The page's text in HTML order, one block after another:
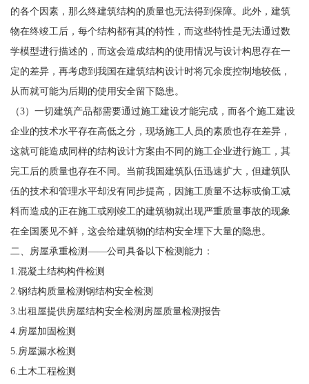
的各个因素，那么终建筑结构的质量也无法得到保障。此外，建筑
物在终竣工后，每个结构都有其的特性，而这些特性是无法通过数
学模型进行描述的，而这会造成结构的使用情况与设计构思存在一
定的差异，再考虑到我国在建筑结构设计时将冗余度控制地较低，
从而就可能为后期的使用安全留下隐患。
（3）一切建筑产品都需要通过施工建设才能完成，而各个施工建设
企业的技术水平存在高低之分，现场施工人员的素质也存在差异，
这就可能造成同样的结构设计方案由不同的施工企业进行施工，其
完工后的质量也存在不同。当前我国建筑队伍迅速扩大，但建筑队
伍的技术和管理水平却没有同步提高，因施工质量不达标或偷工减
料而造成的正在施工或刚竣工的建筑物就出现严重质量事故的现象
在全国屡见不鲜，这会给建筑物的结构安全埋下大量的隐患。
二、房屋承重检测——公司具备以下检测能力：
1.混凝土结构构件检测
2.钢结构质量检测钢结构安全检测
3.出租屋提供房屋结构安全检测房屋质量检测报告
4.房屋加固检测
5.房屋漏水检测
6.土木工程检测